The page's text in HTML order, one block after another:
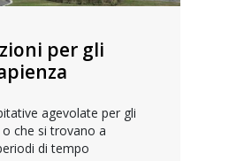
per gli
agevolate per gli
che si trovano a
di tempo